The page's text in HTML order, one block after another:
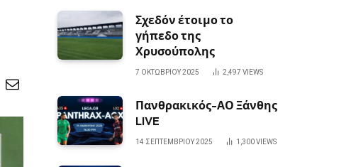
Σχεδόν έτοιμο το
γήπεδο της
Χρυσούπολης
7 ΟΚΤΩΒΡΊΟΥ 2025 2,497 VIEWS
Πανθρακικός-ΑΟ Ξάνθης
LIVE
14 ΣΕΠΤΕΜΒΡΊΟΥ 2025 1,300VIEWS